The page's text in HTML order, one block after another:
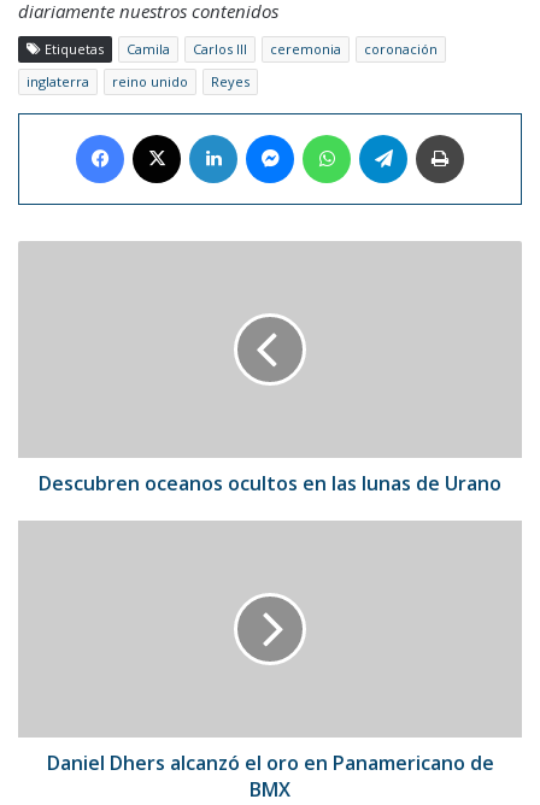
diariamente nuestros contenidos
Etiquetas Camila Carlos III ceremonia
coronación
inglaterra
reino unido Reyes
Facebook LinkedIn MessengerWhatsAppTelegram
Descubren oceanos ocultos en las lunas de Urano
BMX
Daniel Dhers alcanzó el oro en Panamericano de
BMX